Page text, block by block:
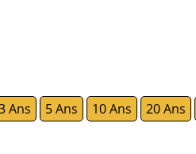
Ans 5 Ans 10 Ans 20 Ans